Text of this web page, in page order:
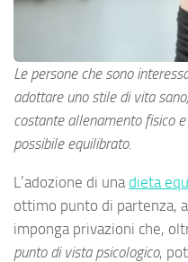
Le persone che sono
adottare uno stile di vita
costante allenamento fisico
possibile equilibrato.
L’adozione di una dieta
ottimo punto di partenza,
imponga privazioni che,
punto di vista psicologico,